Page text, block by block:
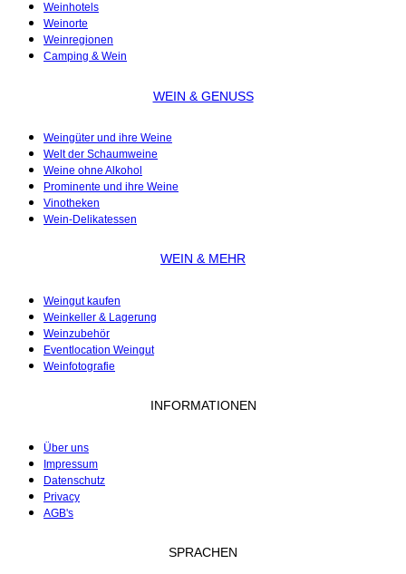
Weinhotels
Weinorte
Weinregionen
Camping & Wein
WEIN & GENUSS
Weingüter und ihre Weine
Welt der Schaumweine
Weine ohne Alkohol
Prominente und ihre Weine
Vinotheken
Wein-Delikatessen
WEIN & MEHR
Weingut kaufen
Weinkeller & Lagerung
Weinzubehör
Eventlocation Weingut
Weinfotografie
INFORMATIONEN
Über uns
Impressum
Datenschutz
Privacy
AGB's
SPRACHEN